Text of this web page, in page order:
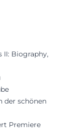
II: Biography,
der schönen
Premiere